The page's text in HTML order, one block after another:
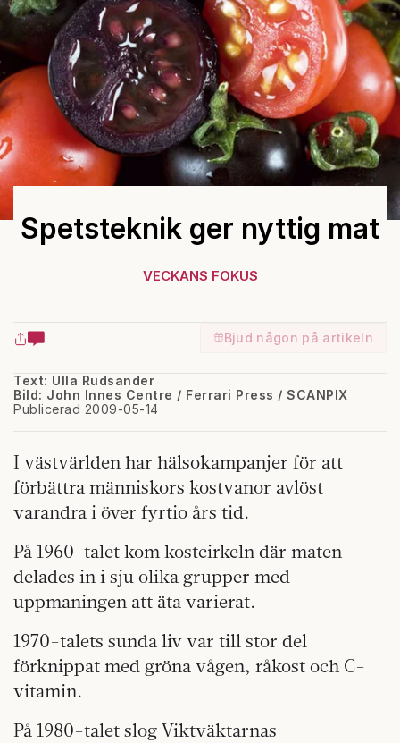
Spetsteknik ger nyttig mat
VECKANS FOKUS
Bjud någon på artikeln
Text: Ulla Rudsander
Publicerad 2009-05-14
Bild: John Innes Centre / Ferrari Press / SCANPIX
I västvärlden har hälsokampanjer för att
förbättra människors kostvanor avlöst
varandra i över fyrtio års tid.
På 1960-talet kom kostcirkeln där maten
delades in i sju olika grupper med
uppmaningen att äta varierat.
1970-talets sunda liv var till stor del
förknippat med gröna vågen, råkost och C-
vitamin.
På 1980-talet slog Viktväktarnas